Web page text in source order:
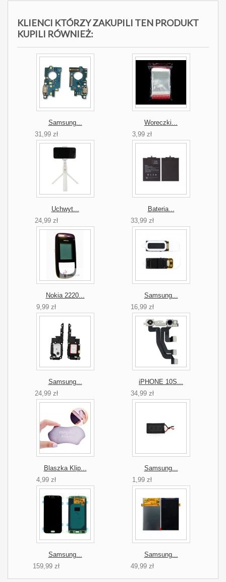
KLIENCI KTÓRZY ZAKUPILI TEN PRODUKT
KUPILI RÓWNIEŻ:
Samsung...
31,99 zł
Woreczki...
3,99 zł
Uchwyt...
24,99 zł
Bateria...
33,99 zł
Nokia 2220...
9,99 zł
Samsung...
16,99 zł
Samsung...
24,99 zł
iPHONE 10S...
34,99 zł
Blaszka Klip...
4,99 zł
Samsung...
1,99 zł
Samsung...
159,99 zł
Samsung...
49,99 zł